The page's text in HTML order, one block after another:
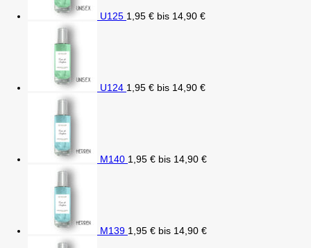
U125 1,95 € bis 14,90 €
U124 1,95 € bis 14,90 €
M140 1,95 € bis 14,90 €
M139 1,95 € bis 14,90 €